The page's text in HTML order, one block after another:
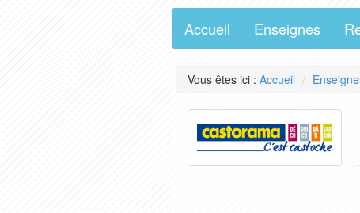
Accueil Enseignes
Vous êtes ici : Accueil